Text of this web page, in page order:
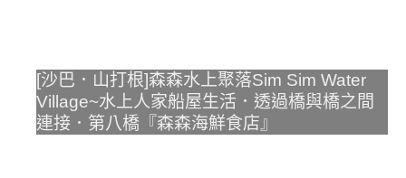
[沙巴．山打根]森森水上聚落Sim Sim Water
Village~水上人家船屋生活．透過橋與橋之間
連接．第八橋『森森海鮮食店』